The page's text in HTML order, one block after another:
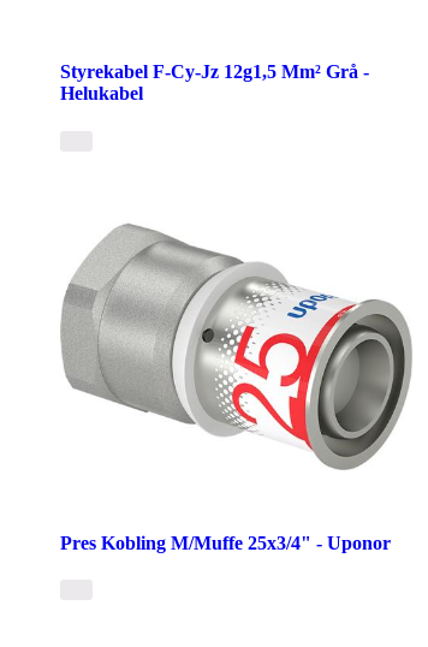
Styrekabel F-Cy-Jz 12g1,5 Mm² Grå -
Helukabel
Pres Kobling M/Muffe 25x3/4" - Uponor